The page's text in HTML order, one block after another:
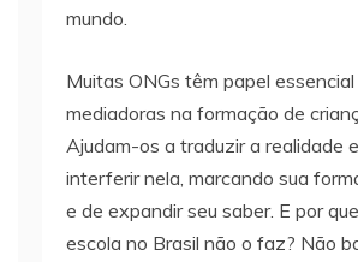
mundo.
Muitas ONGs têm papel essencial
mediadoras na formação de
Ajudam-os a traduzir a realidade
interferir nela, marcando sua
e de expandir seu saber. E por
escola no Brasil não o faz? Não